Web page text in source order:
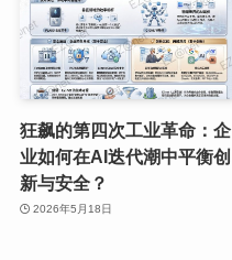
狂飙的第四次工业革命：企
业如何在AI迭代潮中平衡创
新与安全？
2026年5月18日